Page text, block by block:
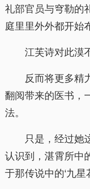
礼部官员与穹勒的
庭里里外外都开始
江芙诗对此漠
反而将更多精
翻阅带来的医书，
法。
只是，经过她
认识到，湛霄所中
于那传说中的‘九星